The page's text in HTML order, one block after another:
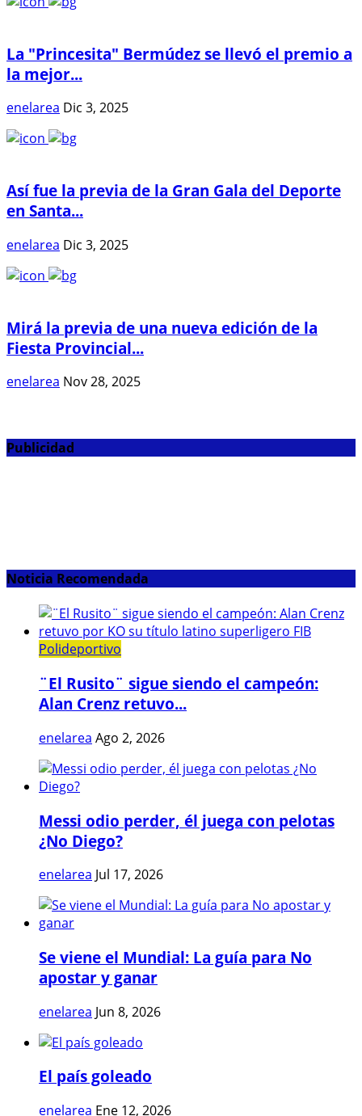
La "Princesita" Bermúdez se llevó el premio a
la mejor...
enelarea Dic 3, 2025
Así fue la previa de la Gran Gala del Deporte
en Santa...
enelarea Dic 3, 2025
Mirá la previa de una nueva edición de la
Fiesta Provincial...
enelarea Nov 28, 2025
Publicidad
Noticia Recomendada
Polideportivo
¨El Rusito¨ sigue siendo el campeón:
Alan Crenz retuvo...
enelarea Ago 2, 2026
Messi odio perder, él juega con pelotas
¿No Diego?
enelarea Jul 17, 2026
Se viene el Mundial: La guía para No
apostar y ganar
enelarea Jun 8, 2026
El país goleado
enelarea Ene 12, 2026